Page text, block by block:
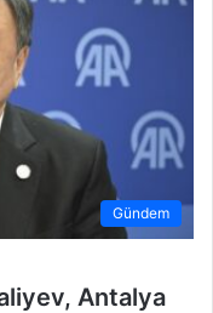
Gündem
Antalya